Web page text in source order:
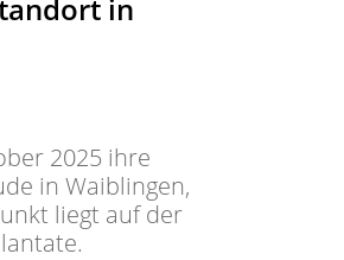
in
2025 ihre
in Waiblingen,
liegt auf der